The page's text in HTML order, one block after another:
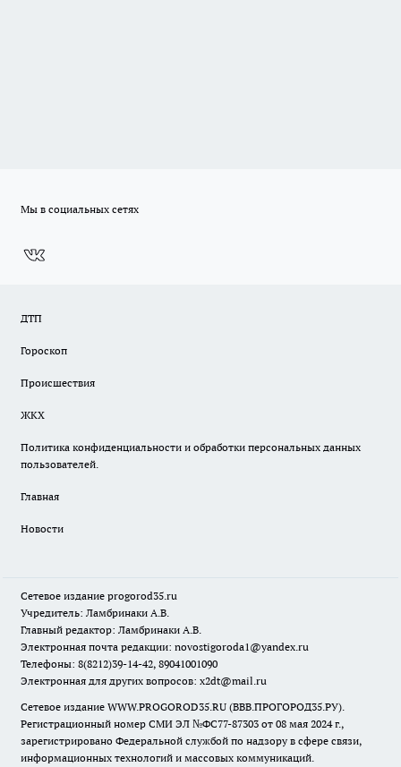
Мы в социальных сетях
ДТП
Гороскоп
Происшествия
ЖКХ
Политика конфиденциальности и обработки персональных данных
пользователей.
Главная
Новости
Сетевое издание progorod35.ru
Учредитель: Ламбринаки А.В.
Главный редактор: Ламбринаки А.В.
Электронная почта редакции: novostigoroda1@yandex.ru
Телефоны: 8(8212)39-14-42, 89041001090
Электронная для других вопросов: x2dt@mail.ru
Сетевое издание WWW.PROGOROD35.RU (ВВВ.ПРОГОРОД35.РУ).
Регистрационный номер СМИ ЭЛ №ФС77-87303 от 08 мая 2024 г.,
зарегистрировано Федеральной службой по надзору в сфере связи,
информационных технологий и массовых коммуникаций.